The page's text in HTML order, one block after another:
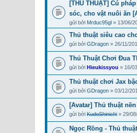
[THỦ THUẬT] Cú
sóc, cho vật nuôi ăn
gửi bởi Mrduc95gl » 13/06/
Thủ thuật siêu cao
gửi bởi GDragon » 26/11/
Thủ Thuật Chơi Đua
gửi bởi Hieukissyou » 16/
Thủ thuật chơi Jax
gửi bởi GDragon » 03/12/
[Avatar] Thủ thuật
gửi bởi KudoShinichi » 29/
Ngọc Rồng - Thủ